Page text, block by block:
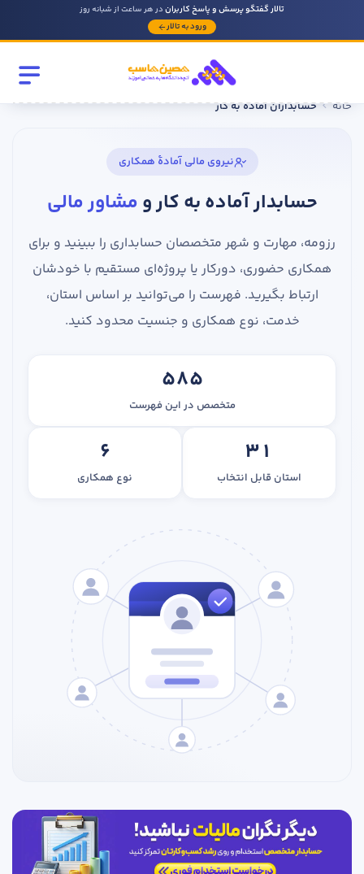
تالار گفتگو پرسش و پاسخ کاربراندر هر ساعت از شبانه روز
ورود به تالار
خانه حسابداران آماده به کار
نیروی مالی آمادهٔ همکاری
حسابدار آماده به کار ومشاور مالی
رزومه، مهارت و شهر متخصصان حسابداری را ببینید و برای
همکاری حضوری، دورکار یا پروژه‌ای مستقیم با خودشان
ارتباط بگیرید. فهرست را می‌توانید بر اساس استان،
خدمت، نوع همکاری و جنسیت محدود کنید.
۵۸۵
متخصص در این فهرست
۳۱
استان قابل انتخاب
۶
نوع همکاری
سابقه کار حسابداری
روحیه رهبری دارید ؟
بله
خیر
در صورتی که سابقه دارید توضیح مختصر از فعالیتی که در حسابداری
ارتقا
استخدام و شروع کار حسابداری
هدف بلند مدت شما از آموزش چیست ؟
تدریس
درخواست تعیین سطح